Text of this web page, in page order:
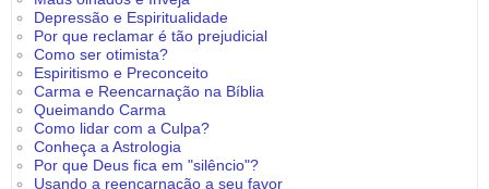
Depressão e Espiritualidade
Por que reclamar é tão prejudicial
Como ser otimista?
Espiritismo e Preconceito
Carma e Reencarnação na Bíblia
Queimando Carma
Como lidar com a Culpa?
Conheça a Astrologia
Por que Deus fica em "silêncio"?
Usando a reencarnação a seu favor